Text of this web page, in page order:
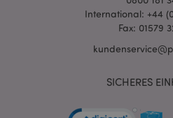
International: +44
Fax: 01579
SICHERES